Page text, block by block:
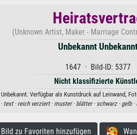
(Unknown Artist, Maker - Marriage
Unbekannt
1647 · Bild-ID: 5377
Nicht klassifizierte
Verfügbar als Kunstdruck auf Leinwand,
text · reich verziert · muster · blätter · schwarz · gelb ·
zu Favoriten hinzufügen